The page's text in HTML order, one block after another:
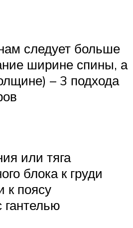
следует больше
ширине спины, а
– 3 подхода
или тяга
блока к груди
к поясу
гантелью